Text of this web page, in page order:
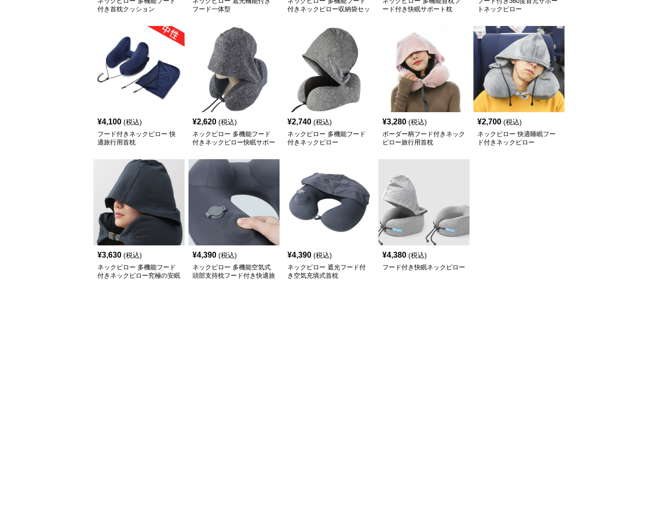
付き首枕クッション
フード一体型
付きネックピロー収納袋セッ
ード付き快眠サポート枕
トネックピロー
¥4,100 (税込)
フード付きネックピロー 快
適旅行用首枕
¥2,620 (税込)
ネックピロー 多機能フード
付きネックピロー快眠サポー
¥2,740 (税込)
ネックピロー 多機能フード
付きネックピロー
¥3,280 (税込)
ボーダー柄フード付きネック
ピロー旅行用首枕
¥2,700 (税込)
ネックピロー 快適睡眠フー
ド付きネックピロー
¥3,630 (税込)
ネックピロー 多機能フード
付きネックピロー究極の安眠
¥4,390 (税込)
ネックピロー 多機能空気式
頭部支持枕フード付き快適旅
¥4,390 (税込)
ネックピロー 遮光フード付
き空気充填式首枕
¥4,380 (税込)
フード付き快眠ネックピロー